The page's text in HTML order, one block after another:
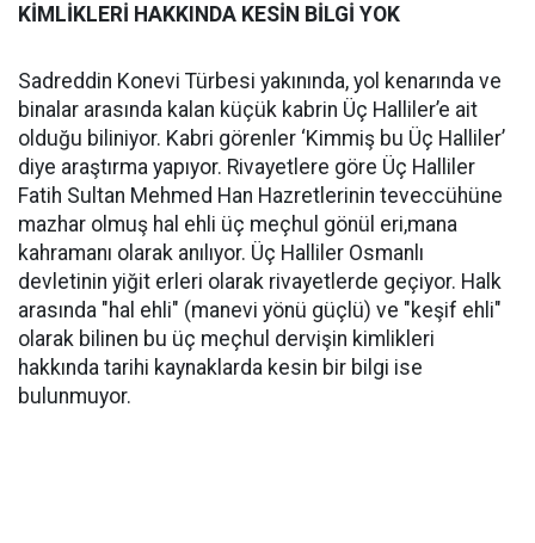
KİMLİKLERİ HAKKINDA KESİN BİLGİ YOK
Sadreddin Konevi Türbesi yakınında, yol kenarında ve
binalar arasında kalan küçük kabrin Üç Halliler’e ait
olduğu biliniyor. Kabri görenler ‘Kimmiş bu Üç Halliler’
diye araştırma yapıyor. Rivayetlere göre Üç Halliler
Fatih Sultan Mehmed Han Hazretlerinin teveccühüne
mazhar olmuş hal ehli üç meçhul gönül eri,mana
kahramanı olarak anılıyor. Üç Halliler Osmanlı
devletinin yiğit erleri olarak rivayetlerde geçiyor. Halk
arasında "hal ehli" (manevi yönü güçlü) ve "keşif ehli"
olarak bilinen bu üç meçhul dervişin kimlikleri
hakkında tarihi kaynaklarda kesin bir bilgi ise
bulunmuyor.